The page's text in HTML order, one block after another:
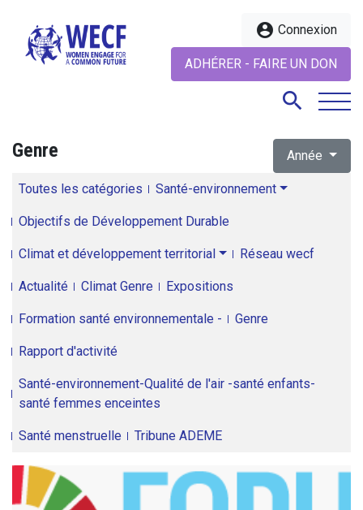
account_circle Connexion
ADHÉRER - FAIRE UN DON
search
Genre Année
Toutes les catégories Santé-environnement
Objectifs de Développement Durable
Climat et développement territorial Réseau wecf
Actualité Climat Genre Expositions
Formation santé environnementale - Genre
Rapport d'activité
Santé-environnement-Qualité de l'air -santé enfants-
santé femmes enceintes
Santé menstruelle Tribune ADEME